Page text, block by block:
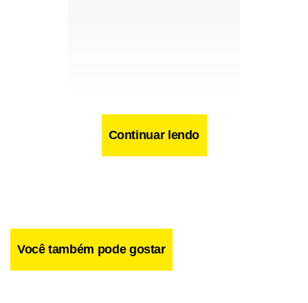
Continuar lendo
Você também pode gostar